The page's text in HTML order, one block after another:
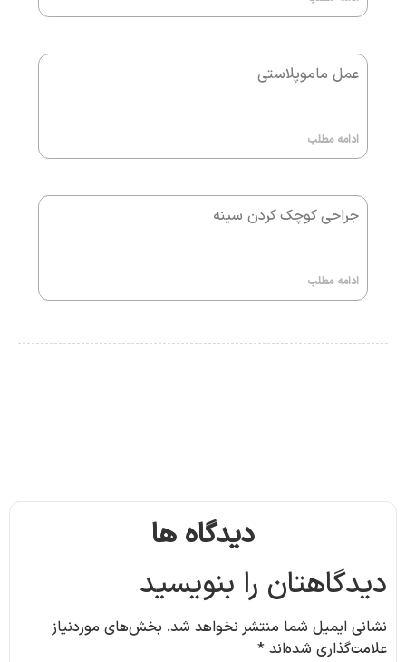
عمل ماموپلاستی
ادامه مطلب
جراحی کوچک کردن سینه
ادامه مطلب
دیدگاه ها
دیدگاهتان را بنویسید
نشانی ایمیل شما منتشر نخواهد شد. بخش‌های موردنیاز
علامت‌گذاری شده‌اند *